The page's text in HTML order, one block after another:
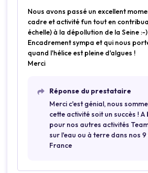
Nous avons passé un excellent
cadre et activité fun tout en
échelle) à la dépollution de la Seine :-)
Encadrement sympa et qui nous
quand l'hélice est pleine d'algues !
Merci
Réponse du prestataire
Merci c'est génial, nous
cette activité soit un succès !
pour nos autres activités
sur l'eau ou à terre dans nos 9
France